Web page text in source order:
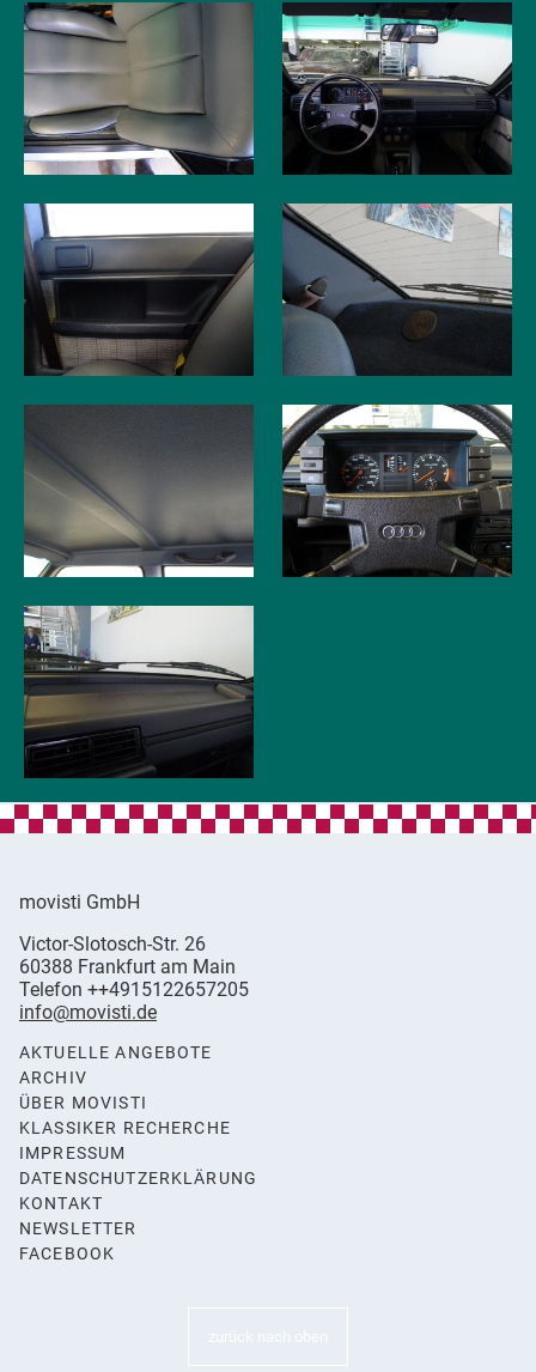
movisti GmbH
classic
automobiles
Victor-Slotosch-Str. 26
60388 Frankfurt am Main
Germany
Telefon ++4915122657205
info@movisti.de
AKTUELLE ANGEBOTE
ARCHIV
ÜBER MOVISTI
KLASSIKER RECHERCHE
IMPRESSUM
DATENSCHUTZERKLÄRUNG
KONTAKT
NEWSLETTER
FACEBOOK